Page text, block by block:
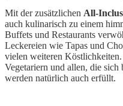
Mit der zusätzlichen All-
auch kulinarisch zu einem
Buffets und Restaurants
Leckereien wie Tapas und
vielen weiteren
Vegetariern und allen, die sich
werden natürlich auch erfüllt.